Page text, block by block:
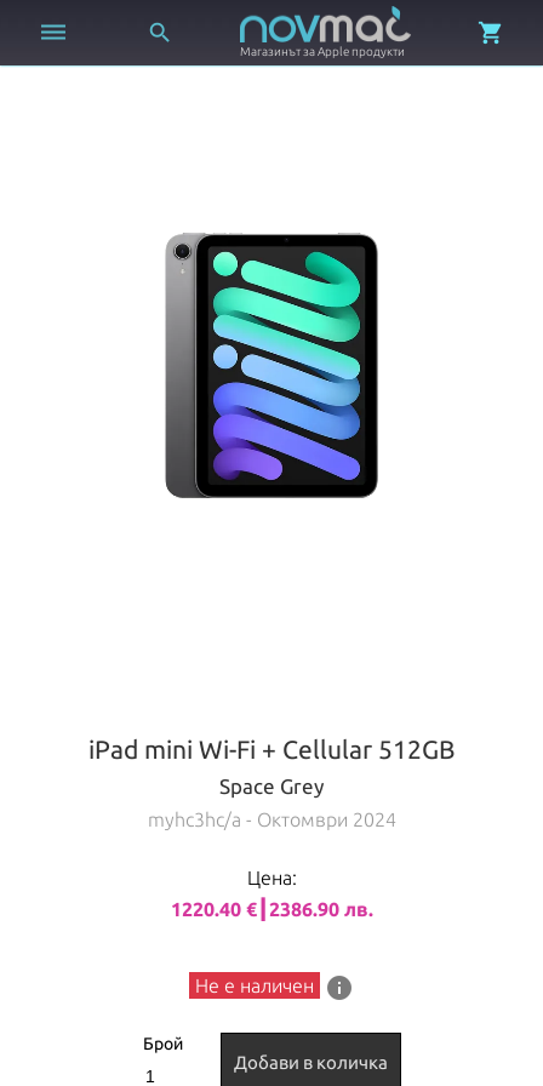
 
Магазинът за Apple продукти

iPad mini Wi-Fi + Cellular 512GB
Space Grey
myhc3hc/a - Октомври 2024
Цена:
1220.40 €┃2386.90 лв.
Не е наличен info
Брой
Добави в количка